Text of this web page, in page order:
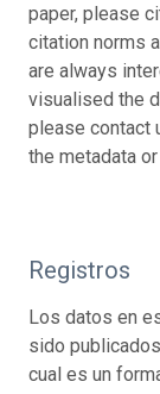
paper, please
citation norms
are always
visualised the
please contact
the metadata
Registros
Los datos en
sido
cual es un